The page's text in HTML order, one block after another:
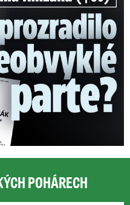
POHÁRECH